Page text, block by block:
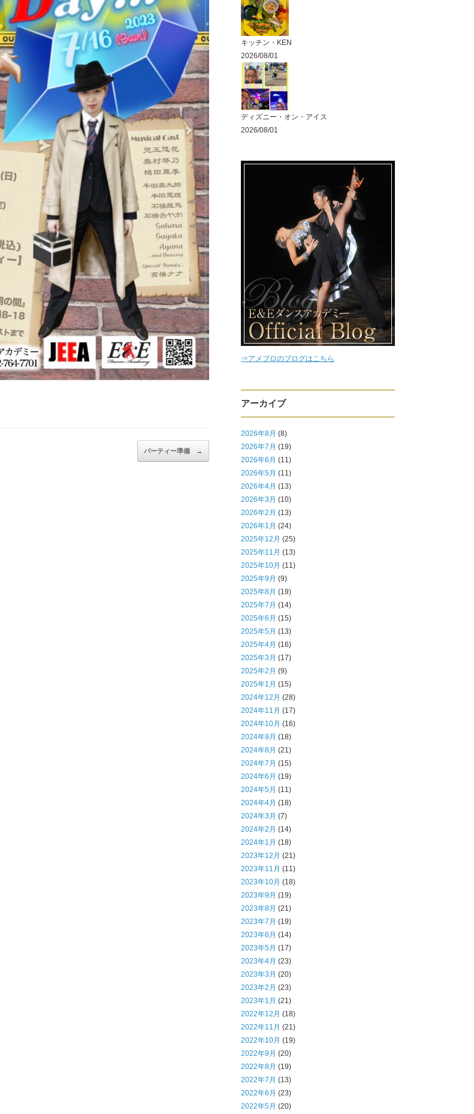
パーティー準備 →
キッチン・KEN
2026/08/01
ディズニー・オン・アイス
2026/08/01
⇒アメブロのブログはこちら
アーカイブ
2026年8月 (8)
2026年7月 (19)
2026年6月 (11)
2026年5月 (11)
2026年4月 (13)
2026年3月 (10)
2026年2月 (13)
2026年1月 (24)
2025年12月 (25)
2025年11月 (13)
2025年10月 (11)
2025年9月 (9)
2025年8月 (19)
2025年7月 (14)
2025年6月 (15)
2025年5月 (13)
2025年4月 (16)
2025年3月 (17)
2025年2月 (9)
2025年1月 (15)
2024年12月 (28)
2024年11月 (17)
2024年10月 (16)
2024年9月 (18)
2024年8月 (21)
2024年7月 (15)
2024年6月 (19)
2024年5月 (11)
2024年4月 (18)
2024年3月 (7)
2024年2月 (14)
2024年1月 (18)
2023年12月 (21)
2023年11月 (11)
2023年10月 (18)
2023年9月 (19)
2023年8月 (21)
2023年7月 (19)
2023年6月 (14)
2023年5月 (17)
2023年4月 (23)
2023年3月 (20)
2023年2月 (23)
2023年1月 (21)
2022年12月 (18)
2022年11月 (21)
2022年10月 (19)
2022年9月 (20)
2022年8月 (19)
2022年7月 (13)
2022年6月 (23)
2022年5月 (20)